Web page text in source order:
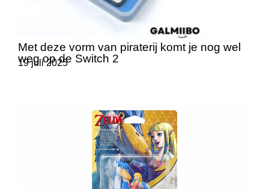
Met deze vorm van piraterij komt je nog wel
weg op de Switch 2
19 juli 2025